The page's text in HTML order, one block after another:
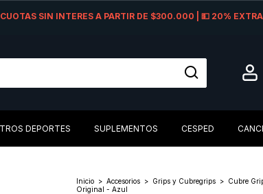
SIN INTERES A PARTIR DE $300.000 | 💵 20%
DEPORTES SUPLEMENTOS CESPED
Inicio > Accesorios > Grips y Cubregrips > Cubre
Original - Azul